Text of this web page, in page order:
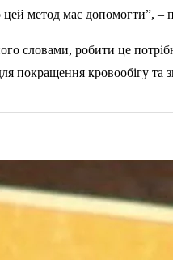
метод має допомогти”, –
словами, робити це
покращення кровообігу та